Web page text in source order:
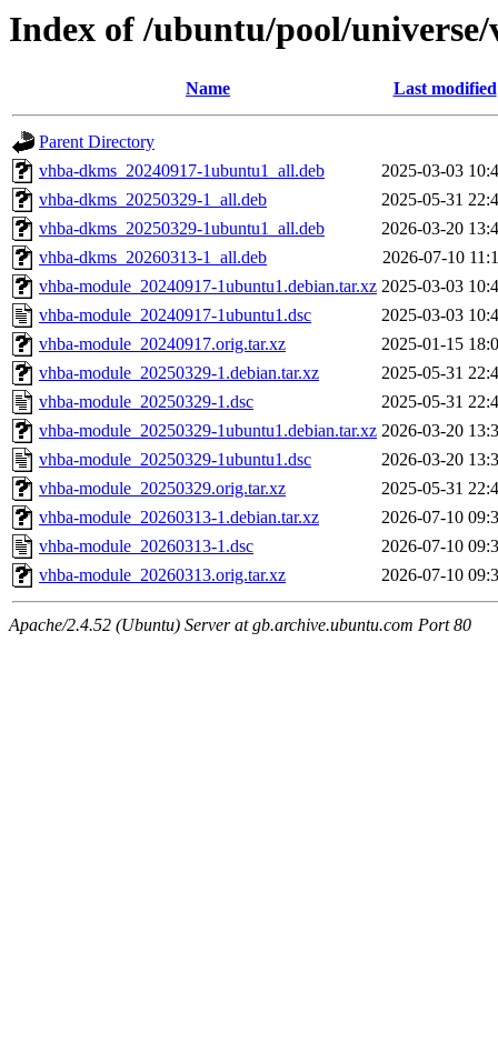
Index of /ubuntu/pool/
Name Last modified
Parent Directory
vhba-dkms_20240917-1ubuntu1_all.deb
2025-03-03
vhba-dkms_20250329-1_all.deb
2025-05-31
vhba-dkms_20250329-1ubuntu1_all.deb
2026-03-20
vhba-dkms_20260313-1_all.deb
2026-07-10
vhba-module_20240917-1ubuntu1.debian.tar.xz 2025-03-03
vhba-module_20240917-1ubuntu1.dsc
2025-03-03
vhba-module_20240917.orig.tar.xz
2025-01-15
vhba-module_20250329-1.debian.tar.xz
2025-05-31
vhba-module_20250329-1.dsc
2025-05-31
vhba-module_20250329-1ubuntu1.debian.tar.xz 2026-03-20
vhba-module_20250329-1ubuntu1.dsc
2026-03-20
vhba-module_20250329.orig.tar.xz
2025-05-31
vhba-module_20260313-1.debian.tar.xz
2026-07-10
vhba-module_20260313-1.dsc
2026-07-10
vhba-module_20260313.orig.tar.xz
2026-07-10
Apache/2.4.52 (Ubuntu) Server at gb.archive.ubuntu.com Port 80